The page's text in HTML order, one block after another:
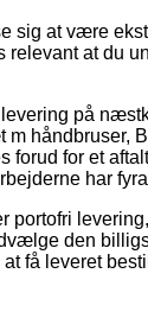
sig at være
at du
på
håndbruser,
forud for et
har
portofri
den
få leveret